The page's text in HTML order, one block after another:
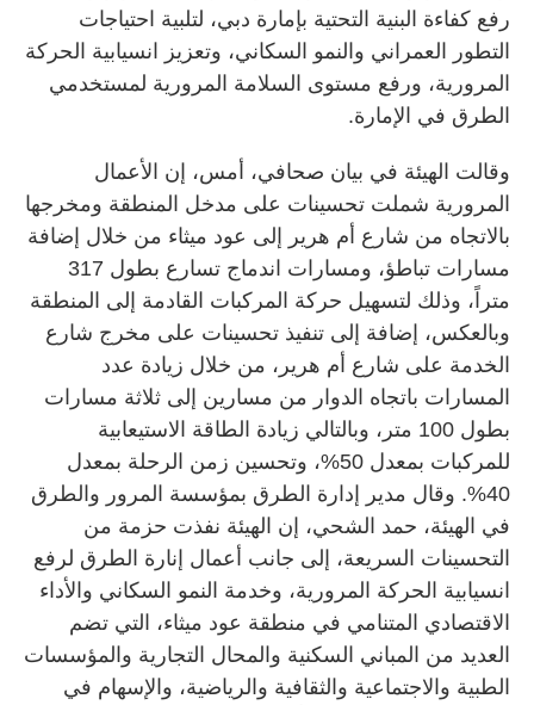
رفع كفاءة البنية التحتية بإمارة دبي، لتلبية احتياجات
التطور العمراني والنمو السكاني، وتعزيز انسيابية الحركة
المرورية، ورفع مستوى السلامة المرورية لمستخدمي
الطرق في الإمارة.
وقالت الهيئة في بيان صحافي، أمس، إن الأعمال
المرورية شملت تحسينات على مدخل المنطقة ومخرجها
بالاتجاه من شارع أم هرير إلى عود ميثاء من خلال إضافة
مسارات تباطؤ، ومسارات اندماج تسارع بطول 317
متراً، وذلك لتسهيل حركة المركبات القادمة إلى المنطقة
وبالعكس، إضافة إلى تنفيذ تحسينات على مخرج شارع
الخدمة على شارع أم هرير، من خلال زيادة عدد
المسارات باتجاه الدوار من مسارين إلى ثلاثة مسارات
بطول 100 متر، وبالتالي زيادة الطاقة الاستيعابية
للمركبات بمعدل 50%، وتحسين زمن الرحلة بمعدل
40%. وقال مدير إدارة الطرق بمؤسسة المرور والطرق
في الهيئة، حمد الشحي، إن الهيئة نفذت حزمة من
التحسينات السريعة، إلى جانب أعمال إنارة الطرق لرفع
انسيابية الحركة المرورية، وخدمة النمو السكاني والأداء
الاقتصادي المتنامي في منطقة عود ميثاء، التي تضم
العديد من المباني السكنية والمحال التجارية والمؤسسات
الطبية والاجتماعية والثقافية والرياضية، والإسهام في